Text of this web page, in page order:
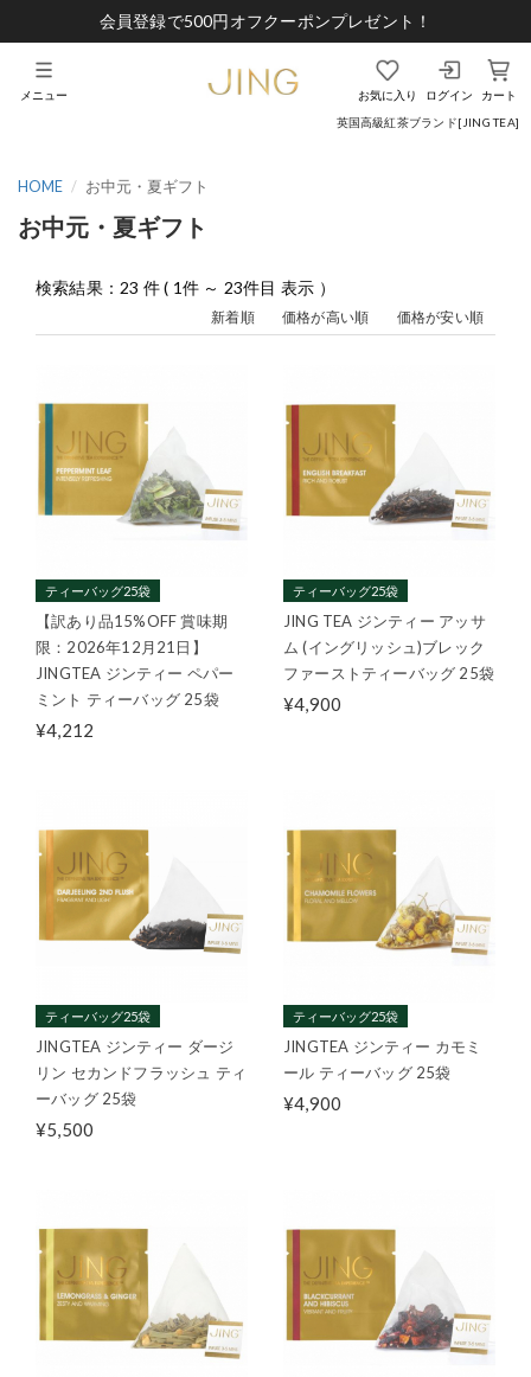
会員登録で500円オフクーポンプレゼント！
英国高級紅茶ブランド[JING TEA]
お気に入り ログイン カート
メニュー
HOME お中元・夏ギフト
お中元・夏ギフト
検索結果：23 件 ( 1件 ～ 23件目 表示 ）
新着順 価格が高い順 価格が安い順
ティーバッグ25袋
【訳あり品15%OFF 賞味期
限：2026年12月21日】
JINGTEA ジンティー ペパー
ミント ティーバッグ 25袋
¥4,212
ティーバッグ25袋
JING TEA ジンティー アッサ
ム (イングリッシュ)ブレック
ファーストティーバッグ 25袋
¥4,900
ティーバッグ25袋
JINGTEA ジンティー ダージ
リン セカンドフラッシュ ティ
ーバッグ 25袋
¥5,500
ティーバッグ25袋
JINGTEA ジンティー カモミ
ール ティーバッグ 25袋
¥4,900